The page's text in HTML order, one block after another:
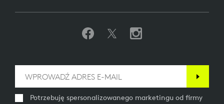
Potrzebuję spersonalizowanego marketingu od firmy